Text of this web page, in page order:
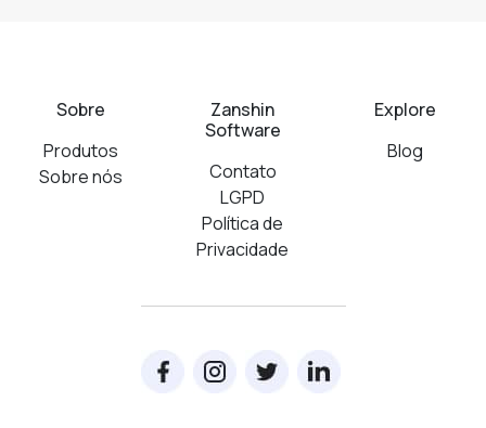
Sobre
Produtos
Sobre nós
Zanshin
Software
Contato
LGPD
Política de
Privacidade
Explore
Blog